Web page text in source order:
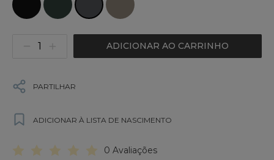
ADICIONAR AO CARRINHO
PARTILHAR
ADICIONAR À LISTA DE NASCIMENTO
0 Avaliações